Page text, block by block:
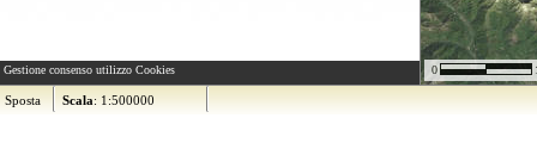
Gestione consenso utilizzo Cookies 0
Sposta Scala: 1:500000